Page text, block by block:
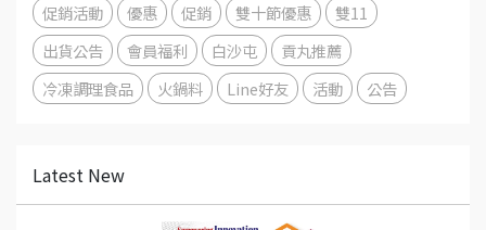
促銷活動
優惠 促銷 雙十節優惠
雙11
出貨公告
會員福利 白沙屯
貢丸推薦
冷凍調理食品
火鍋料 Line好友 活動 公告
Latest New